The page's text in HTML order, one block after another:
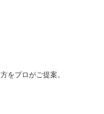
をプロがご提案。